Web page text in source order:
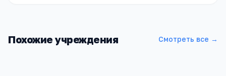
Похожие учреждения Смотреть все →